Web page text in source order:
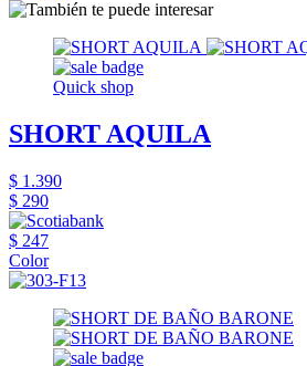
Quick shop
SHORT AQUILA
$ 1.390
$ 290
$ 247
Color